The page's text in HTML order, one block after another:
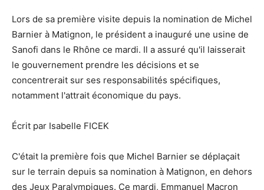
Lors de sa première visite depuis la nomination de Michel
Barnier à Matignon, le président a inauguré une usine de
Sanofi dans le Rhône ce mardi. Il a assuré qu'il laisserait
le gouvernement prendre les décisions et se
concentrerait sur ses responsabilités spécifiques,
notamment l'attrait économique du pays.
Écrit par Isabelle FICEK
C'était la première fois que Michel Barnier se déplaçait
sur le terrain depuis sa nomination à Matignon, en dehors
des Jeux Paralympiques. Ce mardi, Emmanuel Macron